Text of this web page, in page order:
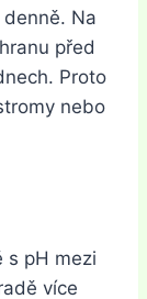
Na
před
Proto
nebo
s pH mezi
více